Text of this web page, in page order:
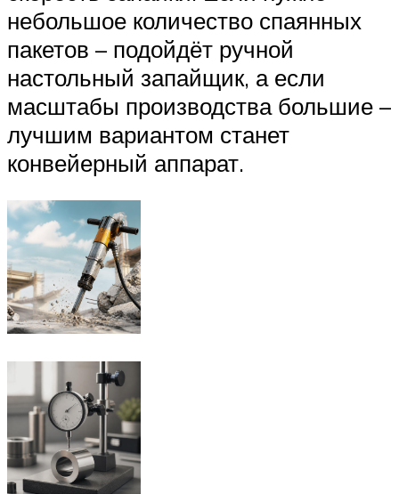
небольшое количество спаянных
пакетов – подойдёт ручной
настольный запайщик, а если
масштабы производства большие –
лучшим вариантом станет
конвейерный аппарат.